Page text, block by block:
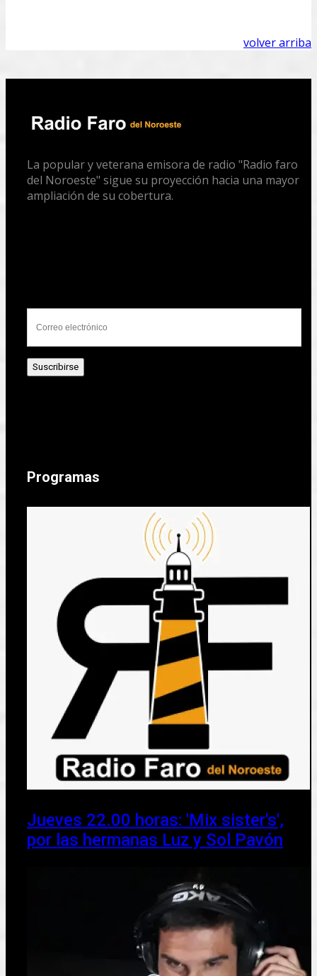
volver arriba
La popular y veterana emisora de radio "Radio faro
del Noroeste" sigue su proyección hacia una mayor
ampliación de su cobertura.
Programas
Jueves 22.00 horas: 'Mix sister's',
por las hermanas Luz y Sol Pavón